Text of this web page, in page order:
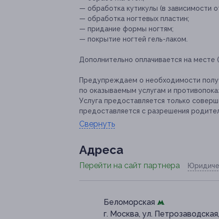
— обработка кутикулы (в зависимости
— обработка ногтевых пластин;
— придание формы ногтям;
— покрытие ногтей гель-лаком.
Дополнительно оплачивается на месте
Предупреждаем о необходимости
по оказываемым услугам и
Услуга предоставляется только
предоставляется с разрешения
Свернуть
Адресa
Перейти на сайт партнера
Беломорская
г. Москва, ул.